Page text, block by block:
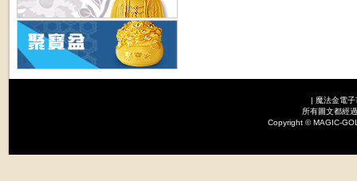
| 魔法金電
所有圖文都經
Copyright © MAGIC-